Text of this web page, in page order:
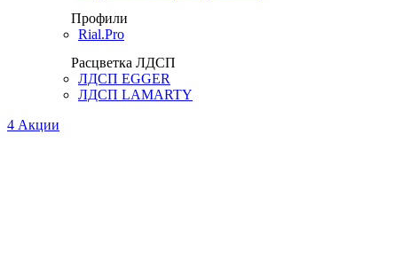
Профили
Rial.Pro
Расцветка ЛДСП
ЛДСП EGGER
ЛДСП LAMARTY
4 Акции